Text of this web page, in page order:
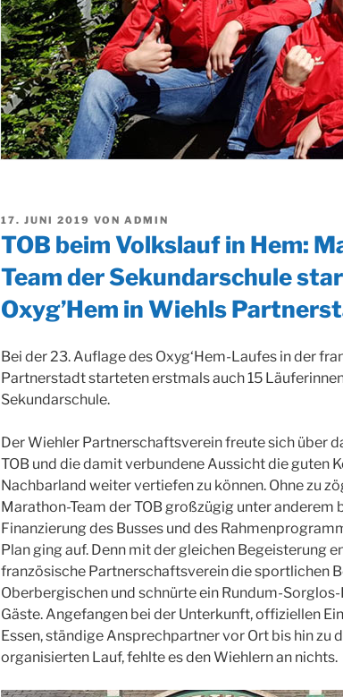
VERÖFFENTLICHT
AM
17. JUNI 2019 VON ADMIN
TOB beim Volkslauf in Hem:
Team der Sekundarschule
Oxyg’Hem in Wiehls
Bei der 23. Auflage des Oxyg‘Hem-Laufes in der
Partnerstadt starteten erstmals auch 15
Sekundarschule.
Der Wiehler Partnerschaftsverein freute sich über
TOB und die damit verbundene Aussicht die guten
Nachbarland weiter vertiefen zu können. Ohne zu
Marathon-Team der TOB großzügig unter anderem
Finanzierung des Busses und des
Plan ging auf. Denn mit der gleichen Begeisterung
französische Partnerschaftsverein die sportlichen
Oberbergischen und schnürte ein Rundum-
Gäste. Angefangen bei der Unterkunft, offiziellen
Essen, ständige Ansprechpartner vor Ort bis hin zu
organisierten Lauf, fehlte es den Wiehlern an nichts.